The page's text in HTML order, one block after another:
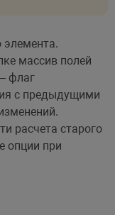
\CCrmDeal
->Add
true ,
массив полей
флаг
с предыдущими
расчета старого
опции при